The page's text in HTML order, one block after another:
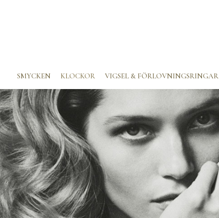
SMYCKEN KLOCKOR VIGSEL & FÖRLOVNINGSRINGAR